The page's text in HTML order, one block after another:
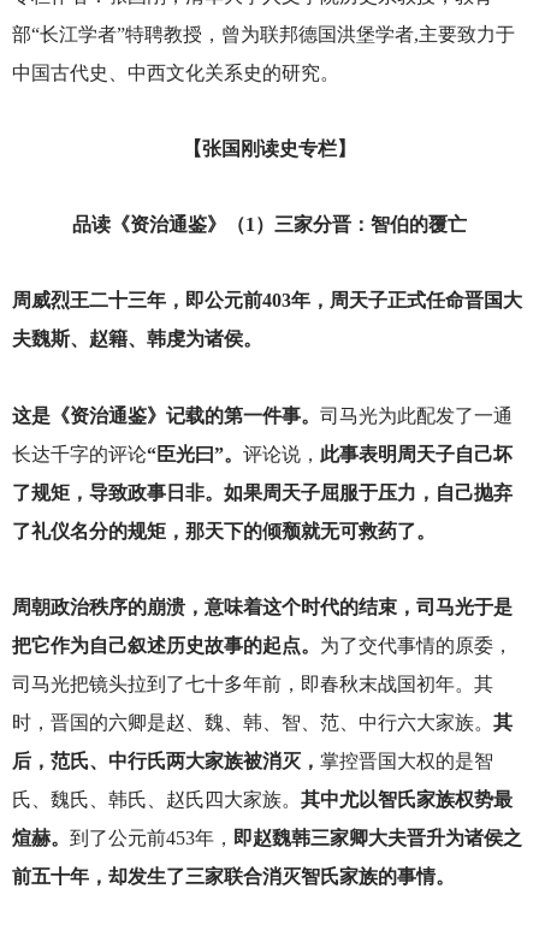
部“长江学者”特聘教授，曾为联邦德国洪堡学者,主要致力于
中国古代史、中西文化关系史的研究。
【张国刚读史专栏】
品读《资治通鉴》（1）三家分晋：智伯的覆亡
周威烈王二十三年，即公元前403年，周天子正式任命晋国大
夫魏斯、赵籍、韩虔为诸侯。
这是《资治通鉴》记载的第一件事。 司马光为此配发了一通
长达千字的评论“臣光曰”。 评论说， 此事表明周天子自己坏
了规矩，导致政事日非。如果周天子屈服于压力，自己抛弃
了礼仪名分的规矩，那天下的倾颓就无可救药了。
周朝政治秩序的崩溃，意味着这个时代的结束，司马光于是
把它作为自己叙述历史故事的起点。 为了交代事情的原委，
司马光把镜头拉到了七十多年前，即春秋末战国初年。其
时，晋国的六卿是赵、魏、韩、智、范、中行六大家族。 其
后，范氏、中行氏两大家族被消灭， 掌控晋国大权的是智
氏、魏氏、韩氏、赵氏四大家族。 其中尤以智氏家族权势最
煊赫。 到了公元前453年， 即赵魏韩三家卿大夫晋升为诸侯之
前五十年，却发生了三家联合消灭智氏家族的事情。